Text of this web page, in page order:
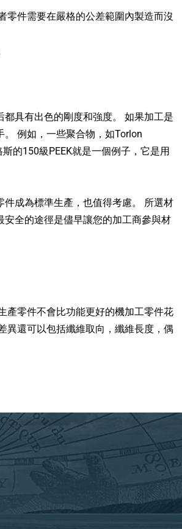
零件需要在嚴格的公差範圍內製造而沒
具有出色的剛度和強度。 如果加工是
例如，一些聚合物，如Torlon
的150級PEEK就是一個例子，它是用
成為標準生產，也值得考慮。 所選材
全的途徑是儘早讓您的加工商參與材
產零件不會比功能更好的機加工零件花
異還可以包括纖維取向，纖維長度，偶